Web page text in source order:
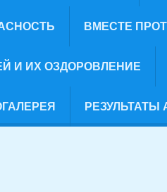
ВМЕСТЕ
И ИХ ОЗДОРОВЛЕНИЕ
РЕЗУЛЬТАТЫ